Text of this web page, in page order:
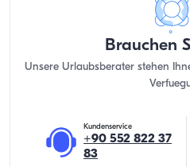
Brauchen
Unsere Urlaubsberater stehen
Kundenservice
+90 552 822 37
83